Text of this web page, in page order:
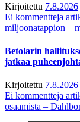
Kirjoitettu 7.8.2026
Ei kommentteja
miljoonatappion –
Betolarin
jatkaa
Kirjoitettu 7.8.2026
Ei kommentteja
osaamista –